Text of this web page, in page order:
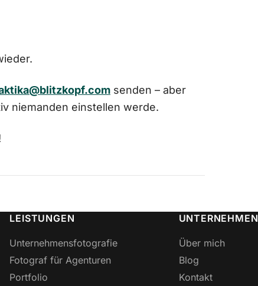
senden – aber
niemanden einstellen werde.
LEISTUNGEN
Unternehmensfotografie
Fotograf für Agenturen
Portfolio
UNTERNEHMEN
Über mich
Blog
Kontakt